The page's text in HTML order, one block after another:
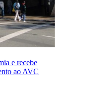
e recebe
ao AVC